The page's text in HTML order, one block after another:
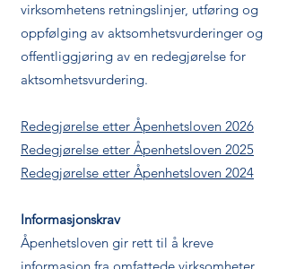
virksomhetens retningslinjer, utføring og
oppfølging av aktsomhetsvurderinger og
offentliggjøring av en redegjørelse for
aktsomhetsvurdering.
Redegjørelse etter Åpenhetsloven 2026
Redegjørelse etter Åpenhetsloven 2025
Redegjørelse etter Åpenhetsloven 2024
Informasjonskrav
Åpenhetsloven gir rett til å kreve